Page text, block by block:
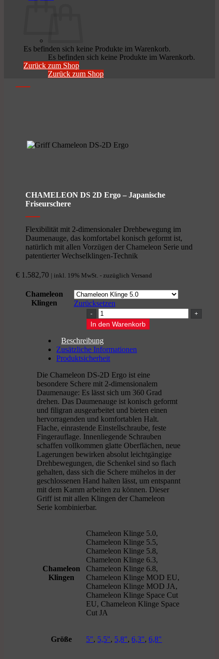
Es befinden sich keine Produkte im Warenkorb.
Zurück zum Shop
Es befinden sich keine Produkte im Warenkorb.
Zurück zum Shop
CHAMELEON DS 2D Ergo – Japanische
Friseurschere
Flexibilität mit 2-dimensionaler Drehbewegung im
Daumenauge, das komfortabel konisch geformt ist,
natürlich mit allen Vorzügen der Chameleon Serie und
patentierter Wechselklingen-Technik
€1.582,70 | inkl. 19% MwSt. - zuzüglich Versand
Chameleon
Klingen
Zurücksetzen
CHAMELEON
DS
2D
Ergo
-
Japanische
Friseurschere
Menge
In den Warenkorb
Beschreibung
Zusätzliche Informationen
Produktsicherheit
Die Chameleon DS-2D Ergo ist eine
besondere Schere mit 2-dimensionalem
Daumenauge: Es lässt sich um 360 Grad
drehen. Das Daumenauge ist konisch geformt
und filigran ausgearbeitet und bieten einen
hervorragenden und komfortablen Halt.
Flache, einrastende Einstellschraube, feste
Fingerauflage. Innenliegende Schrauben
schaffen vollkommen glatte Oberflächen, neue
Lagerungen bewirken absolut leichtgängige
Drehbewegungen, die Schenkel sind so flach
gehalten, dass sich die Schere mühelos in der
geschlossenen Hand halten lässt, um entspannt
mit dem Kamm arbeiten zu können. Dieser
Griff ist mit allen Klingen der Chameleon
Serie kombinierbar.
Chameleon
Klingen
Chameleon Klinge 5.0,
Chameleon Klinge 5.5,
Chameleon Klinge 5.8,
Chameleon Klinge 6.3,
Chameleon Klinge 6.8,
Chameleon Klinge MOD EU,
Chameleon Klinge MOD JA,
Chameleon Klinge Space Cut
EU, Chameleon Klinge Space
Cut JA
Größe 5", 5,5", 5,8",6,3",6,8"